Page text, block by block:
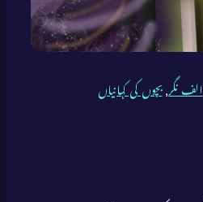
الف نگر, بچوں کی کہانیاں